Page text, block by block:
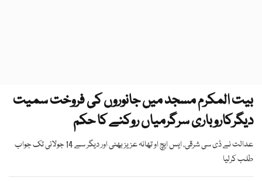
بیت المکرم مسجد میں جانوروں کی فروخت سمیت
دیگرکاروباری سرگرمیاں روکنے کا حکم
عدالت نے ڈی سی شرقی، ایس ایچ او تھانہ عزیز بھٹی اور دیگر سے 14 جولائی تک جواب
طلب کرلیا